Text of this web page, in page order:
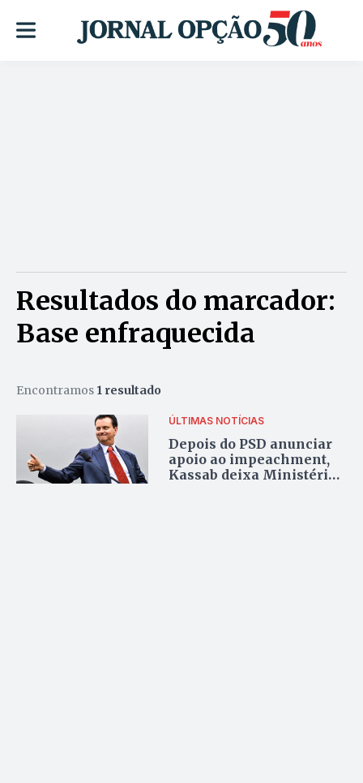
Resultados do marcador:
Base enfraquecida
Encontramos 1 resultado
ÚLTIMAS NOTÍCIAS
Depois do PSD anunciar
apoio ao impeachment,
Kassab deixa Ministério